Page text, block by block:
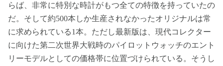
らば、非常に特別な時計がもつ全ての特徴を持っていたの
だ。そして約500本しか生産されなかったオリジナルは常
に求められている1本。ただし最新版は、現代コレクター
に向けた第二次世界大戦時のパイロットウォッチのエント
リーモデルとしての価格帯に位置づけられている。そうし